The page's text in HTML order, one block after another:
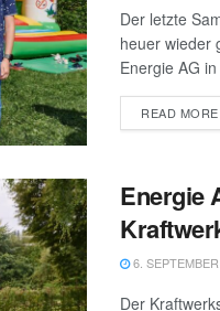
Der letzte
heuer wieder
Energie AG
READ MORE
Energie
6.
Der